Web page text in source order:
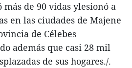
de 90 vidas ylesionó a
en las ciudades de Majene
de Célebes
además que casi 28 mil
de sus hogares./.